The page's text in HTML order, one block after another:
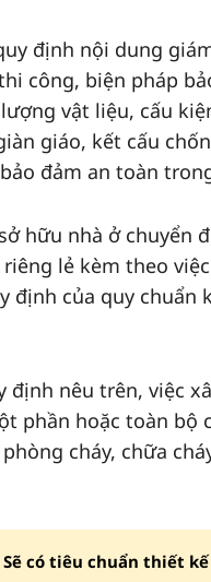
định nội dung
công, biện pháp
vật liệu, cấu
giáo, kết cấu
đảm an toàn
hữu nhà ở chuyển
lẻ kèm theo
định của quy chuẩn
định nêu trên, việc
phần hoặc toàn
cháy, chữa
Sẽ có tiêu chuẩn thiết